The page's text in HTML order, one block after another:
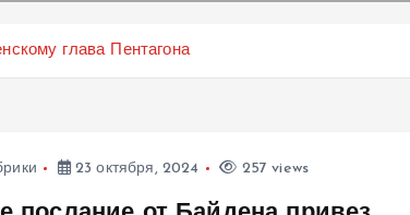
глава Пентагона
23 октября, 2024 257 views